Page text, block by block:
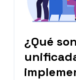
¿Qué